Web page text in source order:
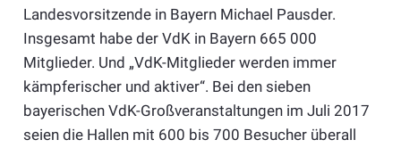
Landesvorsitzende in Bayern Michael Pausder.
Insgesamt habe der VdK in Bayern 665 000
Mitglieder. Und „VdK-Mitglieder werden immer
kämpferischer und aktiver“. Bei den sieben
bayerischen VdK-Großveranstaltungen im Juli 2017
seien die Hallen mit 600 bis 700 Besucher überall